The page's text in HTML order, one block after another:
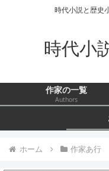
時代小説と歴史
時代小
作家の一覧
Authors
ホーム 作家あ行